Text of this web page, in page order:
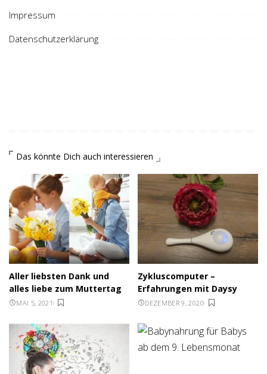
Impressum
Datenschutzerklärung
Das könnte Dich auch interessieren
Aller liebsten Dank und
alles liebe zum Muttertag
MAI 5, 2021
Zykluscomputer –
Erfahrungen mit Daysy
DEZEMBER 9, 2020